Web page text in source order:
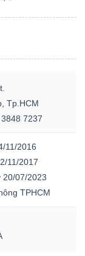
Tp.HCM
7237
11/2016
11/2017
20/07/2023
TPHCM